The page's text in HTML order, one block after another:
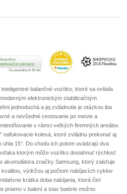
balančné vozítko, ktoré sa ovláda
elektronickým stabilizačným
jednoduchá a jej zvládnutie je otázkou iba
a nevšedné cestovanie po meste a
v rámci veľkých firemných areálov.
nafukovacie kolesá, ktoré zvládnu prekonať aj
15°. Do chodu ich potom uvádzajú dva
ktorým môže vozítko dosiahnuť rýchlosť
akumulátora značky Samsung, ktorý zaisťuje
výdržou aj počtom nabíjacích cyklov
krátka doba nabíjania, ktorá činí
priamo v balení a stav batérie možno